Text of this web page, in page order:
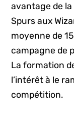
avantage de
Spurs aux
moyenne de
campagne de
La formation
l’intérêt à le
compétition.